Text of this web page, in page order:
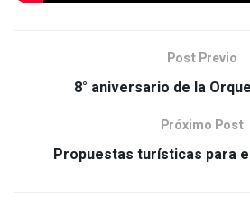
Post Previo
8° aniversario de la
Próximo Post
Propuestas turísticas para